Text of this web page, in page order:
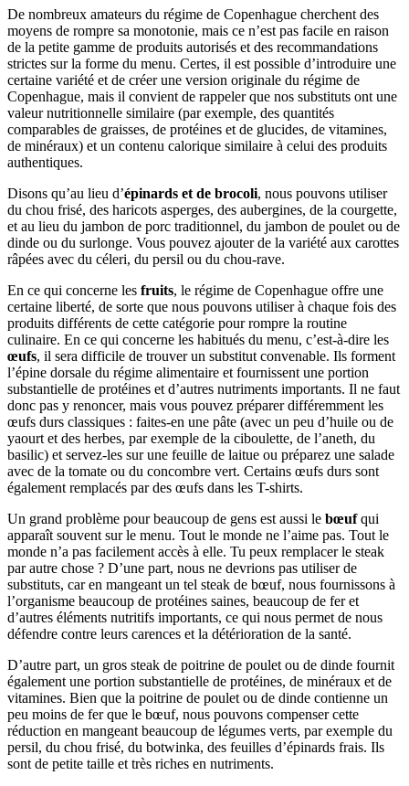
De nombreux amateurs du régime de Copenhague cherchent des
moyens de rompre sa monotonie, mais ce n’est pas facile en raison
de la petite gamme de produits autorisés et des recommandations
strictes sur la forme du menu. Certes, il est possible d’introduire une
certaine variété et de créer une version originale du régime de
Copenhague, mais il convient de rappeler que nos substituts ont une
valeur nutritionnelle similaire (par exemple, des quantités
comparables de graisses, de protéines et de glucides, de vitamines,
de minéraux) et un contenu calorique similaire à celui des produits
authentiques.
Disons qu’au lieu d’épinards et de brocoli, nous pouvons utiliser
du chou frisé, des haricots asperges, des aubergines, de la courgette,
et au lieu du jambon de porc traditionnel, du jambon de poulet ou de
dinde ou du surlonge. Vous pouvez ajouter de la variété aux carottes
râpées avec du céleri, du persil ou du chou-rave.
En ce qui concerne les fruits, le régime de Copenhague offre une
certaine liberté, de sorte que nous pouvons utiliser à chaque fois des
produits différents de cette catégorie pour rompre la routine
culinaire. En ce qui concerne les habitués du menu, c’est-à-dire les
œufs, il sera difficile de trouver un substitut convenable. Ils forment
l’épine dorsale du régime alimentaire et fournissent une portion
substantielle de protéines et d’autres nutriments importants. Il ne faut
donc pas y renoncer, mais vous pouvez préparer différemment les
œufs durs classiques : faites-en une pâte (avec un peu d’huile ou de
yaourt et des herbes, par exemple de la ciboulette, de l’aneth, du
basilic) et servez-les sur une feuille de laitue ou préparez une salade
avec de la tomate ou du concombre vert. Certains œufs durs sont
également remplacés par des œufs dans les T-shirts.
Un grand problème pour beaucoup de gens est aussi le bœufqui
apparaît souvent sur le menu. Tout le monde ne l’aime pas. Tout le
monde n’a pas facilement accès à elle. Tu peux remplacer le steak
par autre chose ? D’une part, nous ne devrions pas utiliser de
substituts, car en mangeant un tel steak de bœuf, nous fournissons à
l’organisme beaucoup de protéines saines, beaucoup de fer et
d’autres éléments nutritifs importants, ce qui nous permet de nous
défendre contre leurs carences et la détérioration de la santé.
D’autre part, un gros steak de poitrine de poulet ou de dinde fournit
également une portion substantielle de protéines, de minéraux et de
vitamines. Bien que la poitrine de poulet ou de dinde contienne un
peu moins de fer que le bœuf, nous pouvons compenser cette
réduction en mangeant beaucoup de légumes verts, par exemple du
persil, du chou frisé, du botwinka, des feuilles d’épinards frais. Ils
sont de petite taille et très riches en nutriments.